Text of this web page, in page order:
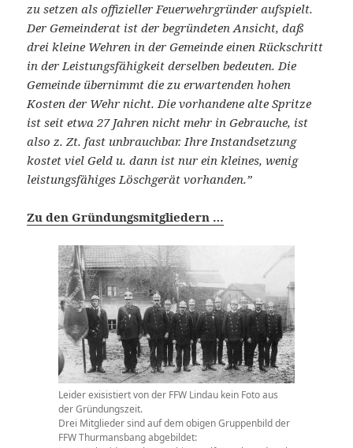
zu setzen als offizieller Feuerwehrgründer aufspielt.
Der Gemeinderat ist der begründeten Ansicht, daß
drei kleine Wehren in der Gemeinde einen Rückschritt
in der Leistungsfähigkeit derselben bedeuten. Die
Gemeinde übernimmt die zu erwartenden hohen
Kosten der Wehr nicht. Die vorhandene alte Spritze
ist seit etwa 27 Jahren nicht mehr in Gebrauche, ist
also z. Zt. fast unbrauchbar. Ihre Instandsetzung
kostet viel Geld u. dann ist nur ein kleines, wenig
leistungsfähiges Löschgerät vorhanden.”
Zu den Gründungsmitgliedern …
Leider exisistiert von der FFW Lindau kein Foto aus
der Gründungszeit.
Drei Mitglieder sind auf dem obigen Gruppenbild der
FFW Thurmansbang abgebildet: